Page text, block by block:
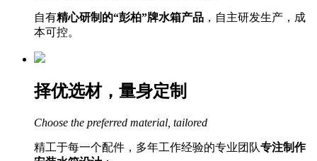
自有精心研制的“彭柏”牌水箱产品 ，自主研发生产，成
本可控。
择优选材，量身定制
Choose the preferred material, tailored
精工于每一个配件，多年工作经验的专业团队专注制作